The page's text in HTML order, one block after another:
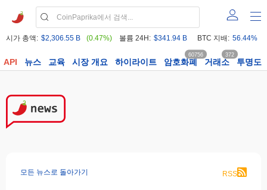
시가 총액: $2,306.55 B (0.47%) 볼륨 24H: $341.94 B BTC 지배: 56.44%
API 뉴스 교육 시장 개요 하이라이트 암호화폐
60756
거래소
372
투명도
모든 뉴스로 돌아가기 RSS